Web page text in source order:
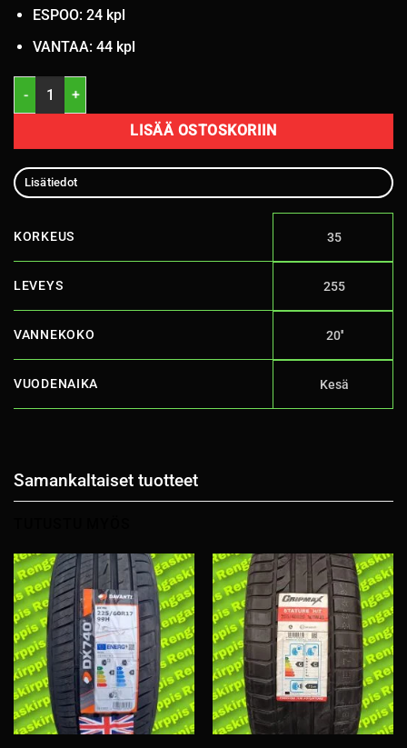
ESPOO: 24 kpl
VANTAA: 44 kpl
255/35R20 Davanti DX640 97Y XL B,B 70dB/ kesä määrä
LISÄÄ OSTOSKORIIN
Lisätiedot
KORKEUS 35
LEVEYS 255
VANNEKOKO 20''
VUODENAIKA Kesä
Samankaltaiset tuotteet